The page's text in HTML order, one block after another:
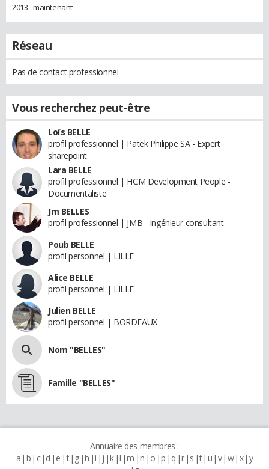
2013 - maintenant
Réseau
Pas de contact professionnel
Vous recherchez peut-être
Loïs BELLE
profil professionnel | Patek Philippe SA - Expert
sharepoint
Lara BELLE
profil professionnel | HCM Development People -
Documentaliste
Jm BELLES
profil professionnel | JMB - Ingénieur consultant
Poub BELLE
profil personnel | LILLE
Alice BELLE
profil personnel | LILLE
Julien BELLE
profil personnel | BORDEAUX
Nom "BELLES"
Famille "BELLES"
Annuaire des membres :
a b c d e f g h i j k l m n o p q r s t u v w x y